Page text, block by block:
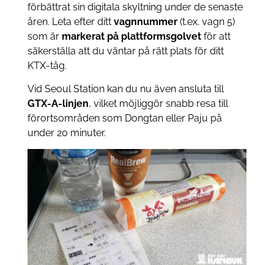
förbättrat sin digitala skyltning under de senaste
åren. Leta efter ditt vagnnummer(t.ex. vagn 5)
som är markerat på plattformsgolvetför att
säkerställa att du väntar på rätt plats för ditt
KTX-tåg.
Vid Seoul Station kan du nu även ansluta till
GTX-A-linjen, vilket möjliggör snabb resa till
förortsområden som Dongtan eller Paju på
under 20 minuter.